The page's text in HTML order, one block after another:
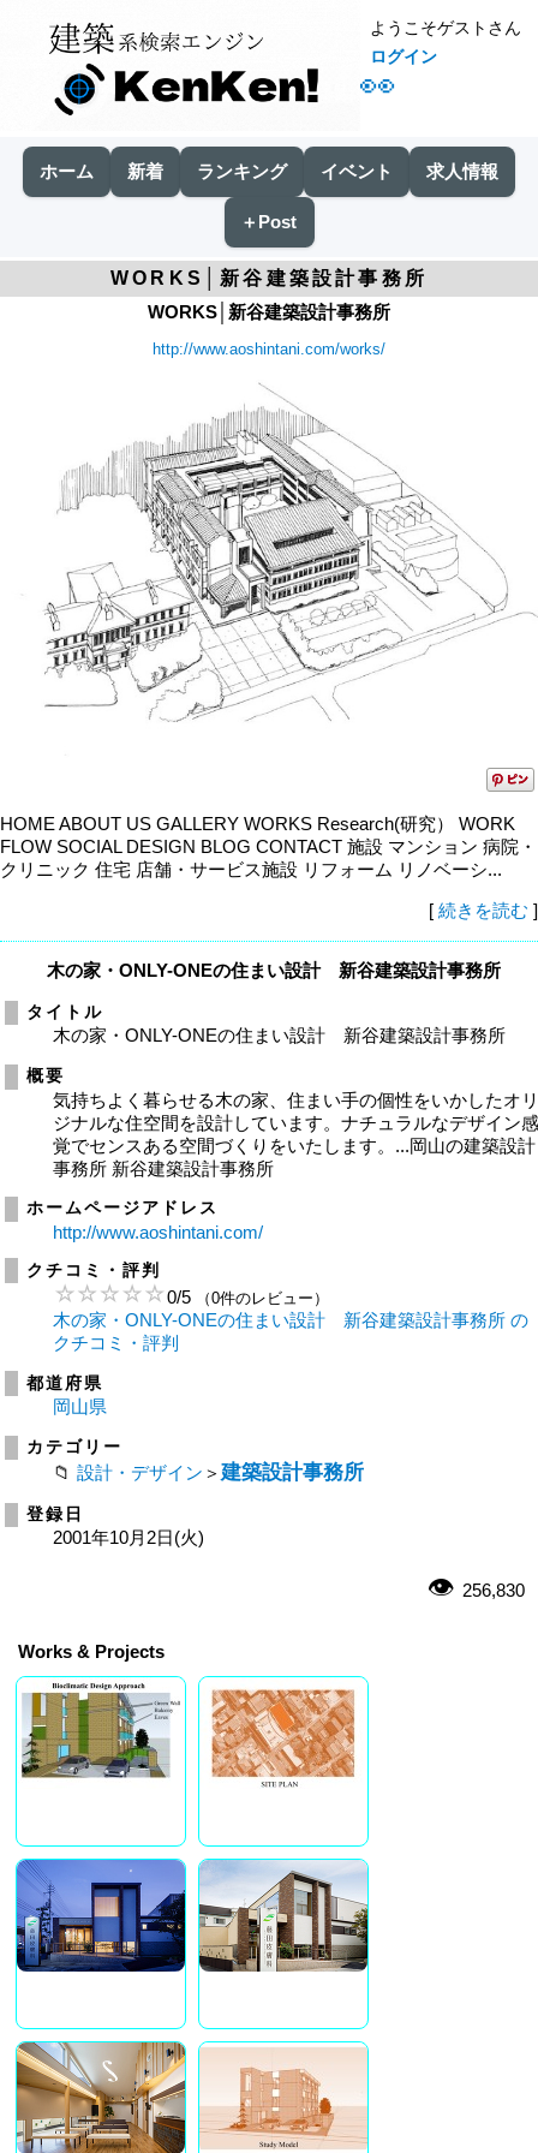
👀
ようこそゲストさん
ログイン
ホーム 新着 ランキング イベント 求人情報
＋Post
WORKS│新谷建築設計事務所
WORKS│新谷建築設計事務所
http://www.aoshintani.com/works/
HOME ABOUT US GALLERY WORKS Research(研究） WORK
FLOW SOCIAL DESIGN BLOG CONTACT 施設 マンション 病院・
クリニック 住宅 店舗・サービス施設 リフォーム リノベーシ...
[ 続きを読む ]
木の家・ONLY-ONEの住まい設計 新谷建築設計事務所
タイトル
木の家・ONLY-ONEの住まい設計 新谷建築設計事務所
概要
気持ちよく暮らせる木の家、住まい手の個性をいかしたオ
ジナルな住空間を設計しています。ナチュラルなデザイン
覚でセンスある空間づくりをいたします。...岡山の建築設計
事務所 新谷建築設計事務所
ホームページアドレス
http://www.aoshintani.com/
クチコミ・評判
0/5 （0件のレビュー）
木の家・ONLY-ONEの住まい設計 新谷建築設計事務所 の
クチコミ・評判
都道府県
岡山県
カテゴリー
設計・デザイン ＞ 建築設計事務所
登録日
2001年10月2日(火)
256,830
Works & Projects